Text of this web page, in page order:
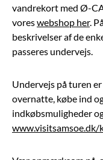
vandrekort med Ø-
voreswebshop her.
beskrivelser af de
passeres undervejs.
Undervejs på turen
overnatte, købe ind
indkøbsmuligheder
www.visitsamsoe.dk/